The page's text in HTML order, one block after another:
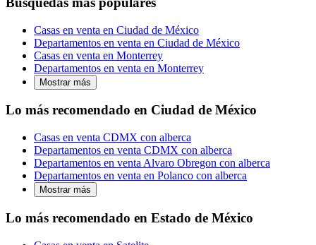
Casas en venta en Ciudad de México
Departamentos en venta en Ciudad de México
Casas en venta en Monterrey
Departamentos en venta en Monterrey
Mostrar más
Lo más recomendado en Ciudad de México
Casas en venta CDMX con alberca
Departamentos en venta CDMX con alberca
Departamentos en venta Alvaro Obregon con alberca
Departamentos en venta en Polanco con alberca
Mostrar más
Lo más recomendado en Estado de México